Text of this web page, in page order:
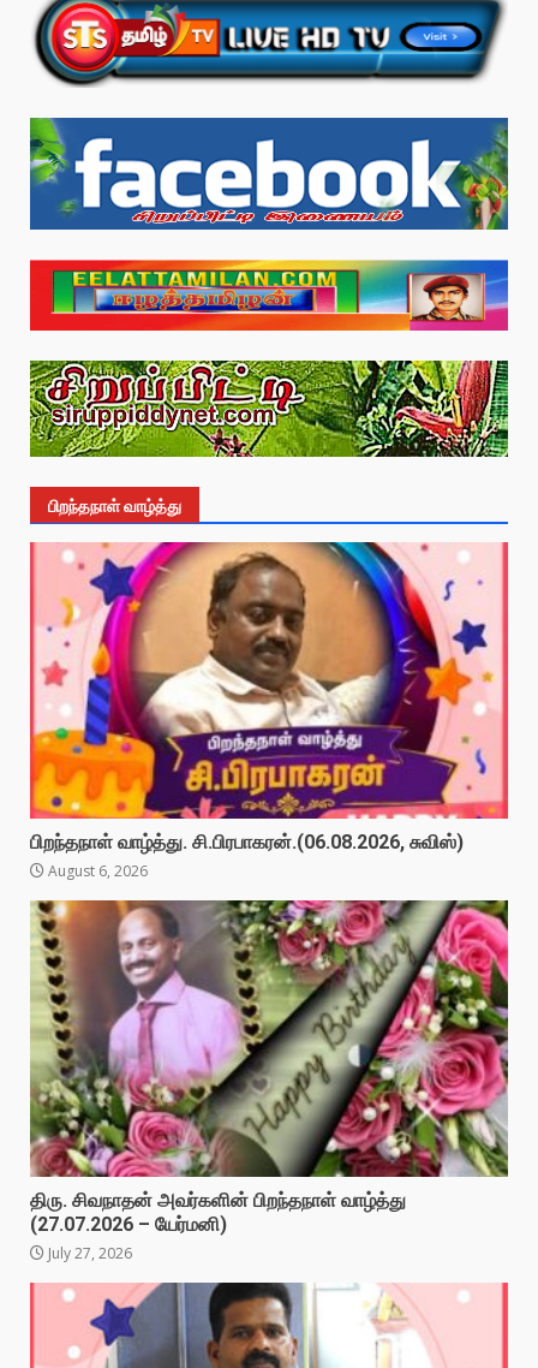
பிறந்தநாள் வாழ்த்து
பிறந்தநாள் வாழ்த்து. சி.பிரபாகரன்.(06.08.2026, சுவிஸ்)
August 6, 2026
திரு. சிவநாதன் அவர்களின் பிறந்தநாள் வாழ்த்து
(27.07.2026 – யேர்மனி)
July 27, 2026